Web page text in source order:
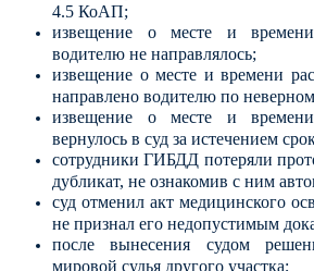
4.5 КоАП;
извещение о месте и времени
водителю не направлялось;
извещение о месте и времени
направлено водителю по
извещение о месте и времени
вернулось в суд за истечением
сотрудники ГИБДД потеряли
дубликат, не ознакомив с ним
суд отменил акт медицинского
не признал его недопустимым
после вынесения судом
мировой судья другого участка;